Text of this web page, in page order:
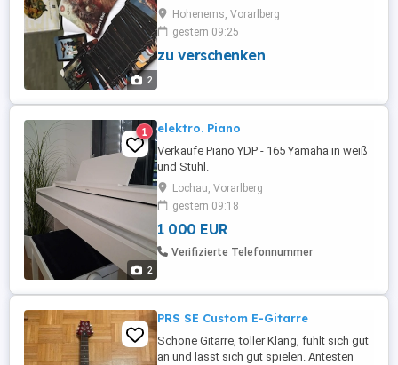
2
Hohenems, Vorarlberg
gestern 09:25
zu verschenken
2
1 elektro. Piano
Verkaufe Piano YDP - 165 Yamaha in weiß
und Stuhl.
Lochau, Vorarlberg
gestern 09:18
1 000 EUR
Verifizierte Telefonnummer
PRS SE Custom E-Gitarre
Schöne Gitarre, toller Klang, fühlt sich gut
an und lässt sich gut spielen. Antesten